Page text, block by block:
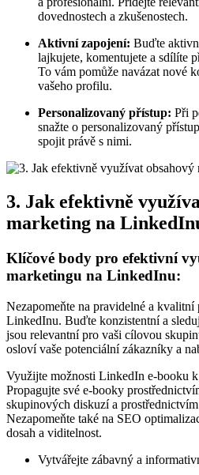
dovednostech a zkušenostech.
Aktivní zapojení: Buďte
lajkujete, komentujete a sdílíte
To vám pomůže navázat nové
vašeho profilu.
Personalizovaný přístup: Při
snažte o personalizovaný
spojit právě s nimi.
3. Jak efektivně
marketing na
Klíčové body pro efektivní
marketingu na LinkedInu:
Nezapomeňte na pravidelné a
LinkedInu. Buďte konzistentní a
jsou relevantní pro vaši cílovou
osloví vaše potenciální zákazníky a
Využijte možnosti LinkedIn e-booku k
Propagujte své e-booky
skupinových diskuzí a
Nezapomeňte také na SEO
dosah a viditelnost.
Vytvářejte zábavný a